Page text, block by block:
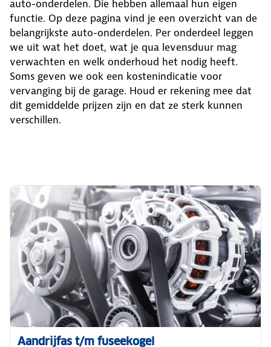
auto-onderdelen. Die hebben allemaal hun eigen
functie. Op deze pagina vind je een overzicht van de
belangrijkste auto-onderdelen. Per onderdeel leggen
we uit wat het doet, wat je qua levensduur mag
verwachten en welk onderhoud het nodig heeft.
Soms geven we ook een kostenindicatie voor
vervanging bij de garage. Houd er rekening mee dat
dit gemiddelde prijzen zijn en dat ze sterk kunnen
verschillen.
Aandrijfas t/m fuseekogel